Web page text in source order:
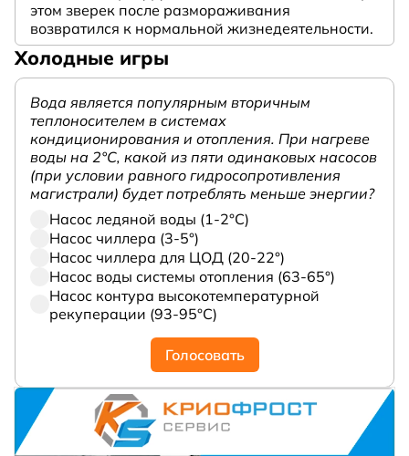
этом зверек после размораживания
возвратился к нормальной жизнедеятельности.
Холодные игры
Вода является популярным вторичным
теплоносителем в системах
кондиционирования и отопления. При нагреве
воды на 2°С, какой из пяти одинаковых насосов
(при условии равного гидросопротивления
магистрали) будет потреблять меньше энергии?
Насос ледяной воды (1-2°С)
Насос чиллера (3-5°)
Насос чиллера для ЦОД (20-22°)
Насос воды системы отопления (63-65°)
Насос контура высокотемпературной
рекуперации (93-95°С)
Голосовать